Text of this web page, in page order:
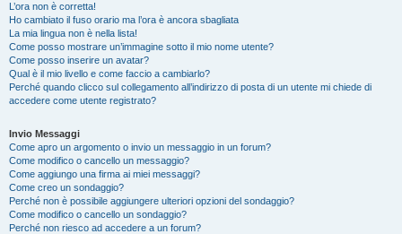
L’ora non è corretta!
Ho cambiato il fuso orario ma l’ora è ancora sbagliata
La mia lingua non è nella lista!
Come posso mostrare un’immagine sotto il mio nome utente?
Come posso inserire un avatar?
Qual è il mio livello e come faccio a cambiarlo?
Perché quando clicco sul collegamento all’indirizzo di posta di un utente mi chiede di
accedere come utente registrato?
Invio Messaggi
Come apro un argomento o invio un messaggio in un forum?
Come modifico o cancello un messaggio?
Come aggiungo una firma ai miei messaggi?
Come creo un sondaggio?
Perché non è possibile aggiungere ulteriori opzioni del sondaggio?
Come modifico o cancello un sondaggio?
Perché non riesco ad accedere a un forum?